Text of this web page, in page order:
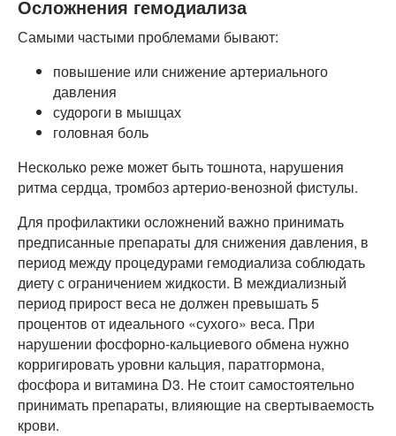
Осложнения гемодиализа
Самыми частыми проблемами бывают:
повышение или снижение артериального
давления
судороги в мышцах
головная боль
Несколько реже может быть тошнота, нарушения
ритма сердца, тромбоз артерио-венозной фистулы.
Для профилактики осложнений важно принимать
предписанные препараты для снижения давления, в
период между процедурами гемодиализа соблюдать
диету с ограничением жидкости. В междиализный
период прирост веса не должен превышать 5
процентов от идеального «сухого» веса. При
нарушении фосфорно-кальциевого обмена нужно
корригировать уровни кальция, паратгормона,
фосфора и витамина D3. Не стоит самостоятельно
принимать препараты, влияющие на свертываемость
крови.